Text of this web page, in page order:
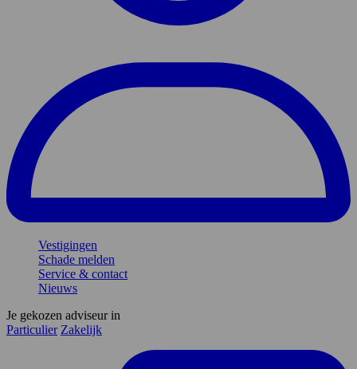
Vestigingen
Schade melden
Service & contact
Nieuws
Je gekozen adviseur in
Particulier Zakelijk